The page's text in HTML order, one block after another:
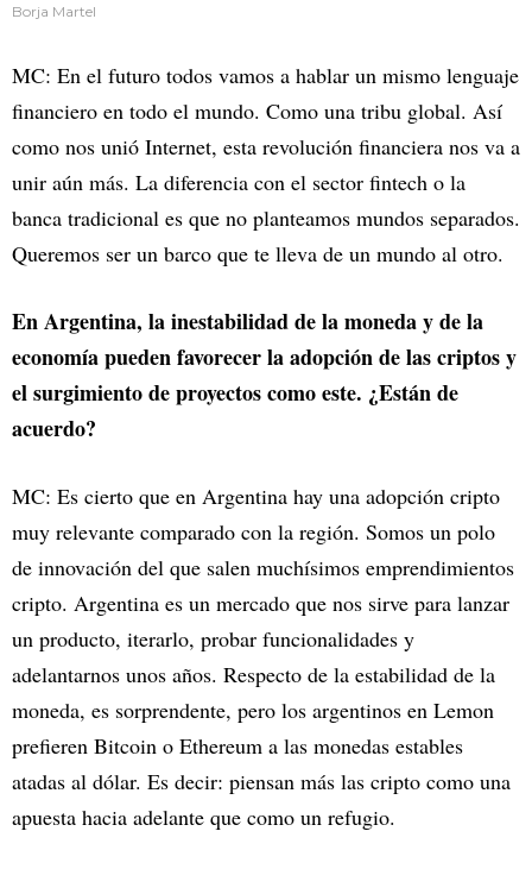
Borja Martel
MC: En el futuro todos vamos a hablar un mismo lenguaje
financiero en todo el mundo. Como una tribu global. Así
como nos unió Internet, esta revolución financiera nos va a
unir aún más. La diferencia con el sector fintech o la
banca tradicional es que no planteamos mundos separados.
Queremos ser un barco que te lleva de un mundo al otro.
En Argentina, la inestabilidad de la moneda y de la
economía pueden favorecer la adopción de las criptos y
el surgimiento de proyectos como este. ¿Están de
acuerdo?
MC: Es cierto que en Argentina hay una adopción cripto
muy relevante comparado con la región. Somos un polo
de innovación del que salen muchísimos emprendimientos
cripto. Argentina es un mercado que nos sirve para lanzar
un producto, iterarlo, probar funcionalidades y
adelantarnos unos años. Respecto de la estabilidad de la
moneda, es sorprendente, pero los argentinos en Lemon
prefieren Bitcoin o Ethereum a las monedas estables
atadas al dólar. Es decir: piensan más las cripto como una
apuesta hacia adelante que como un refugio.